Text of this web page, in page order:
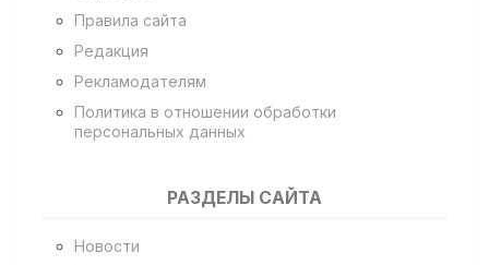
Правила сайта
Редакция
Рекламодателям
Политика в отношении обработки
персональных данных
РАЗДЕЛЫ САЙТА
Новости